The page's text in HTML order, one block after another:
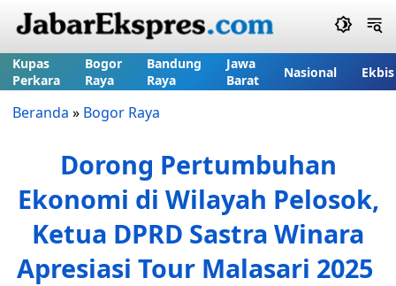
Kupas
Perkara
Bogor
Raya
Bandung
Raya
Jawa
Barat
Nasional Ekbis
Beranda » Bogor Raya
Dorong Pertumbuhan
Ekonomi di Wilayah Pelosok,
Ketua DPRD Sastra Winara
Apresiasi Tour Malasari 2025